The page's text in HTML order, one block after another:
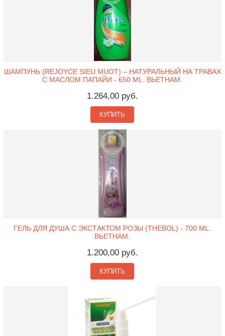
ШАМПУНЬ (REJOYCE SIEU MUOT) – НАТУРАЛЬНЫЙ НА ТРАВАХ
С МАСЛОМ ПАПАЙИ - 650 ML. ВЬЕТНАМ.
1.264,00 руб.
КУПИТЬ
ГЕЛЬ ДЛЯ ДУША С ЭКСТАКТОМ РОЗЫ (THEBOL) - 700 ML.
ВЬЕТНАМ.
1.200,00 руб.
КУПИТЬ